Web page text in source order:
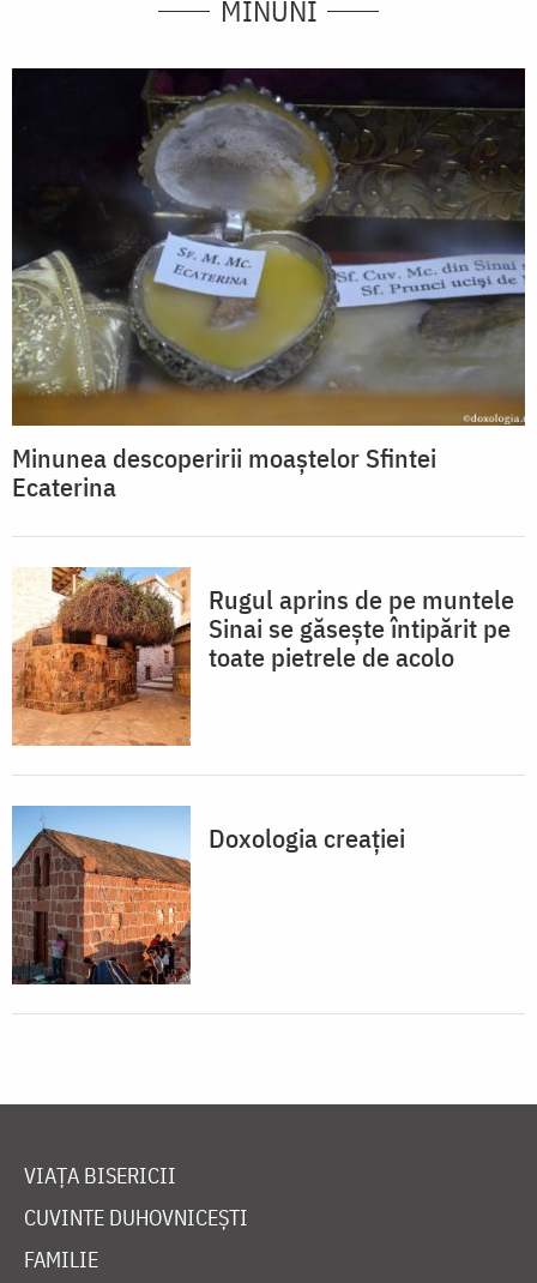
MINUNI
Minunea descoperirii moaștelor Sfintei
Ecaterina
Rugul aprins de pe muntele
Sinai se găseşte întipărit pe
toate pietrele de acolo
Doxologia creaţiei
VIAȚA BISERICII
CUVINTE DUHOVNICEȘTI
FAMILIE